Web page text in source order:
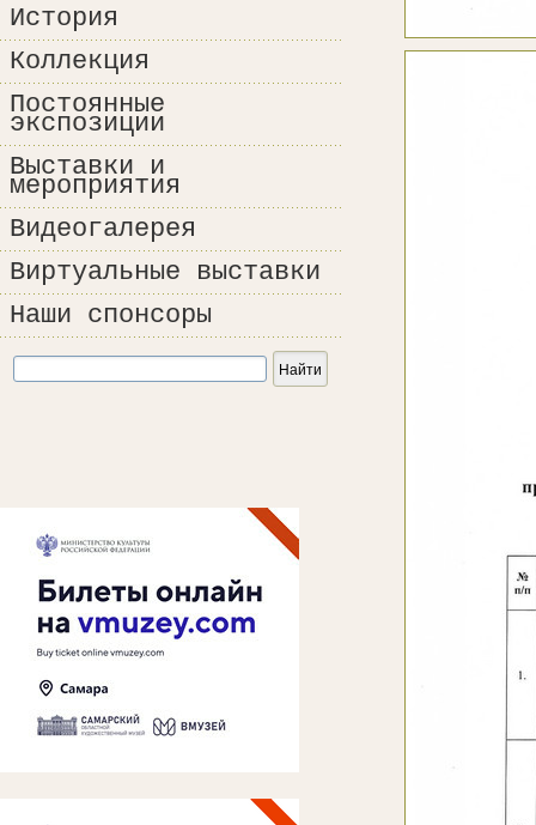
История
Коллекция
Постоянные
экспозиции
Выставки и
мероприятия
Видеогалерея
Виртуальные выставки
Наши спонсоры